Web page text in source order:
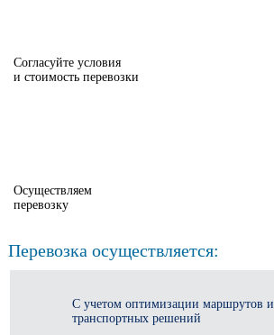
Согласуйте условия
и стоимость перевозки
Осуществляем
перевозку
Перевозка осуществляется:
С учетом оптимизации маршрутов и
транспортных решений